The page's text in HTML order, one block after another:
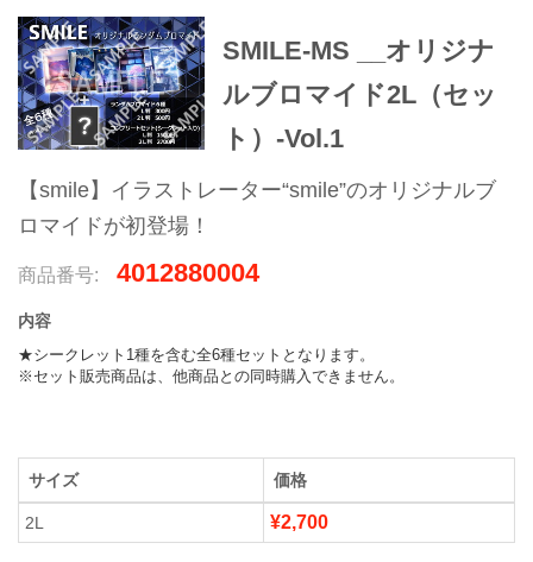
SMILE-MS __オリジナ
ルブロマイド2L（セッ
ト）-Vol.1
【smile】イラストレーター“smile”のオリジナルブ
ロマイドが初登場！
商品番号: 4012880004
内容
★シークレット1種を含む全6種セットとなります。
※セット販売商品は、他商品との同時購入できません。
サイズ 価格
2L ¥2,700